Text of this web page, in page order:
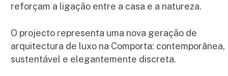
reforçam a ligação entre a casa e a natureza.
O projecto representa uma nova geração de
arquitectura de luxo na Comporta: contemporânea,
sustentável e elegantemente discreta.